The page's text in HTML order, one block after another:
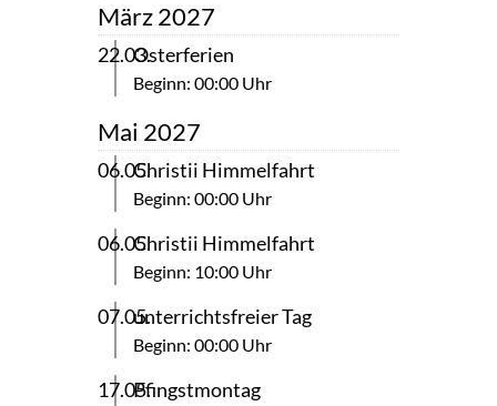
März 2027
22.03.Osterferien
Beginn: 00:00 Uhr
Mai 2027
06.05.Christii Himmelfahrt
Beginn: 00:00 Uhr
06.05.Christii Himmelfahrt
Beginn: 10:00 Uhr
07.05.unterrichtsfreier Tag
Beginn: 00:00 Uhr
17.05.Pfingstmontag